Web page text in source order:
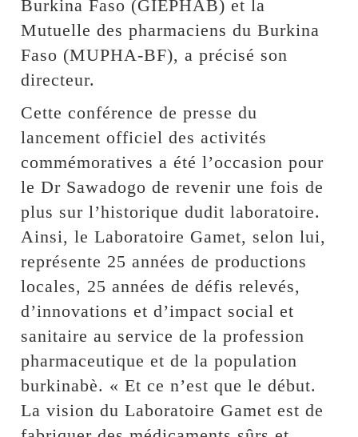
Burkina Faso (GIEPHAB) et la
Mutuelle des pharmaciens du Burkina
Faso (MUPHA-BF), a précisé son
directeur.
Cette conférence de presse du
lancement officiel des activités
commémoratives a été l’occasion pour
le Dr Sawadogo de revenir une fois de
plus sur l’historique dudit laboratoire.
Ainsi, le Laboratoire Gamet, selon lui,
représente 25 années de productions
locales, 25 années de défis relevés,
d’innovations et d’impact social et
sanitaire au service de la profession
pharmaceutique et de la population
burkinabè. « Et ce n’est que le début.
La vision du Laboratoire Gamet est de